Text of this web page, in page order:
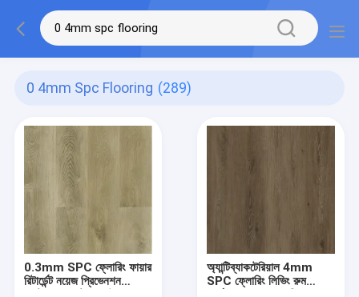
0 4mm Spc Flooring (289)
0.3mm SPC ফ্লোরিং ফায়ার
রিটার্ডেন্ট নয়েজ প্রিভেনশন
অ্যান্টিব্যাকটেরিয়াল 4mm
SPC ফ্লোরিং লিভিং রুম